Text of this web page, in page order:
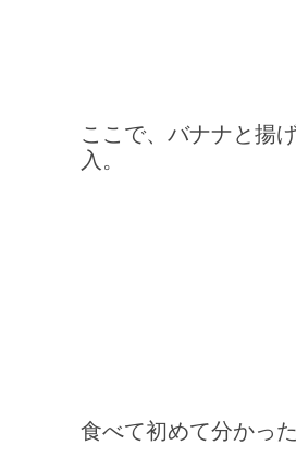
ここで、バナナと揚
入。
食べて初めて分かっ